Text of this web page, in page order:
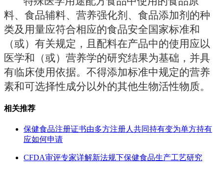
料、食品辅料、营养强化剂、食品添加剂的种
类及用量应符合相应的食品安全国家标准和
（或）有关规定，且配料在产品中的使用应以
医学和（或）营养学的研究结果为基础，并具
有临床使用依据。不得添加标准中规定的营养
素和可选择性成分以外的其他生物活性物质。
相关推荐
保健食品注册证书由多方注册人共同持有变为单方持有
应如何申请
CFDA审评专家详解新法规下保健食品生产工艺研究